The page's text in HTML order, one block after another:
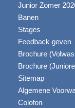
Junior Zomer
Banen
Stages
Feedback geven
Brochure
Brochure
Sitemap
Algemene
Colofon